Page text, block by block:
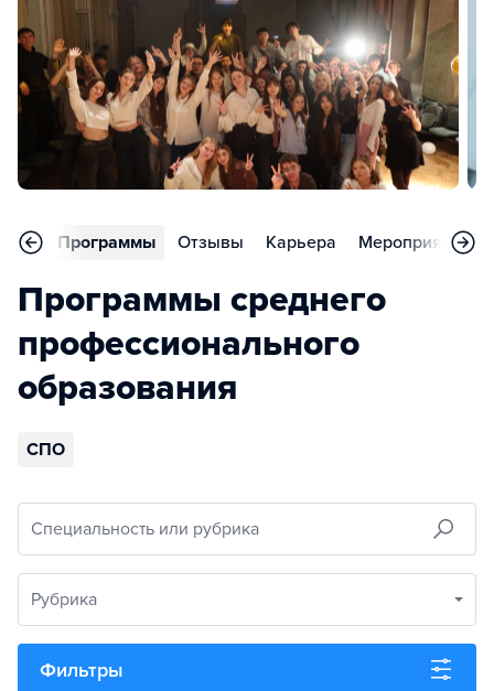
Программы Отзывы Карьера Мероприятия
Программы среднего
профессионального
образования
СПО
Специальность или рубрика
Рубрика
Фильтры